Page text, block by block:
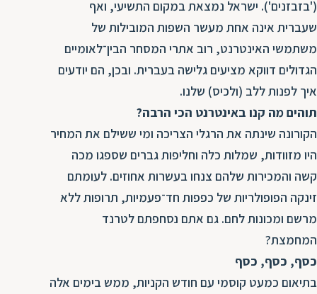
('בזבזנים'). ישראל נמצאת במקום התשיעי, ואף
שעברית אינה אחת מעשר השפות המובילות של
משתמשי האינטרנט, רוב אתרי המסחר הבין־לאומיים
הגדולים דווקא מציעים גלישה בעברית. ובכן, הם יודעים
איך לפנות ללב (ולכיס) שלנו.
תוהים מה קנו באינטרנט הכי הרבה?
הקורונה שינתה את הרגלי הצריכה ומי ששילם את המחיר
היו מזוודות, שמלות כלה וחליפות גברים שספגו מכה
קשה והמכירות שלהם צנחו בעשרות אחוזים. לעומתם
זינקה הפופולריות של כפפות חד־פעמיות, תרופות ללא
מרשם ומכונות לחם. גם אתם נסחפתם לטרנד
המחמצת?
כסף, כסף, כסף
בתיאום כמעט קוסמי עם חודש הקניות, ממש בימים אלה